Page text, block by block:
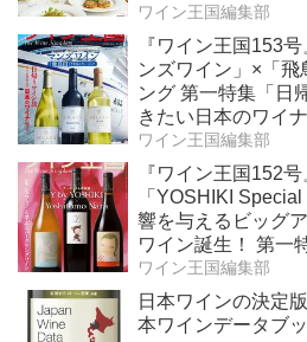
役！ ナチュラルな
ワイン王国編集部
『ワイン王国153
ンズワイン」×「
ング 第一特集「日
きたい日本のワイ
「Bordeaux
ワイン王国編集部
『ワイン王国152
「YOSHIKI
響を与えるビッグ
ワイン誕生！ 第一
ぶスパークリング
リフォルニア“軽旨
ワイン王国編集部
日本ワインの決定
本ワインデータブ